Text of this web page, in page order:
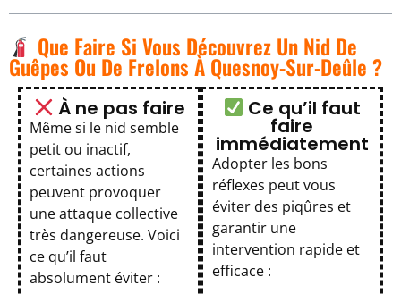
Que Faire Si Vous Découvrez Un Nid De
Guêpes Ou De Frelons À Quesnoy-Sur-Deûle ?
À ne pas faire
Même si le nid semble
petit ou inactif,
certaines actions
peuvent provoquer
une attaque collective
très dangereuse. Voici
ce qu’il faut
absolument éviter :
Ce qu’il faut
faire
immédiatement
Adopter les bons
réflexes peut vous
éviter des piqûres et
garantir une
intervention rapide et
efficace :